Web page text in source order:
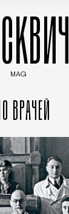
MAG
ВРАЧЕЙ